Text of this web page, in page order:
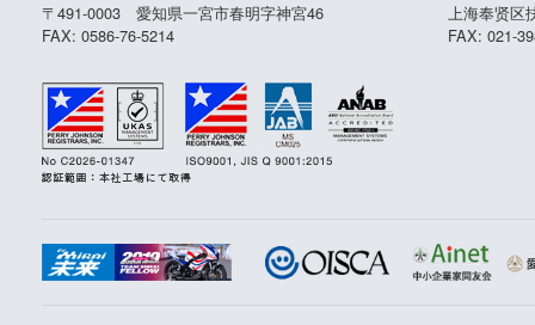
〒491-0003 愛知県一宮市春明字神宮46
FAX: 0586-76-5214
上海奉贤区
FAX: 021-